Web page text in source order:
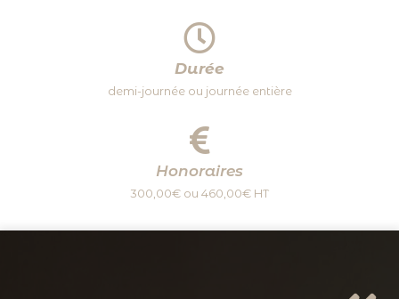
Durée
demi-journée ou journée entière
Honoraires
300,00€ ou 460,00€ HT